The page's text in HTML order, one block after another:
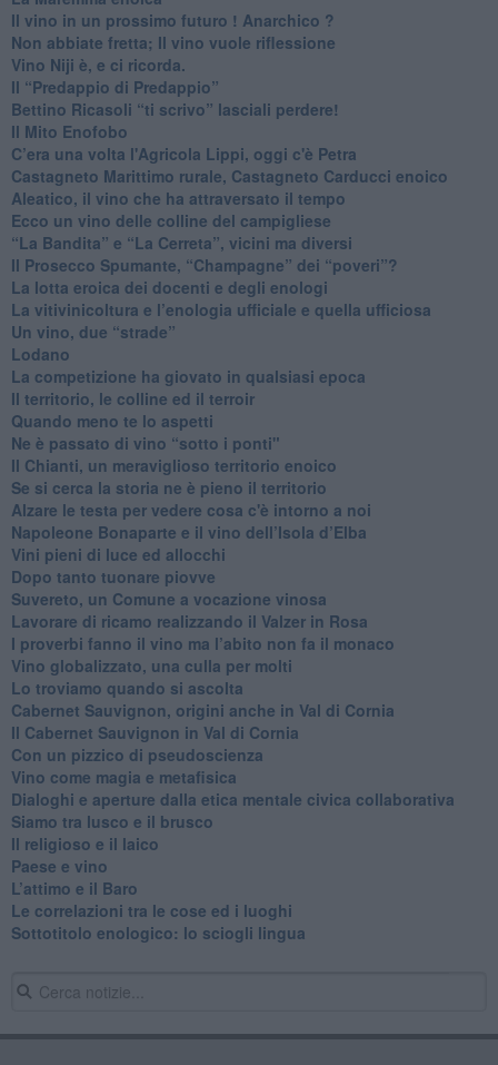
Il vino in un prossimo futuro ! Anarchico ?
​Non abbiate fretta; Il vino vuole riflessione
​Vino Niji è, e ci ricorda.
Il “Predappio di Predappio”
Bettino Ricasoli “ti scrivo” lasciali perdere!
Il Mito Enofobo
​C’era una volta l'Agricola Lippi, oggi c'è Petra
​Castagneto Marittimo rurale, Castagneto Carducci enoico
Aleatico, il vino che ha attraversato il tempo
Ecco un vino delle colline del campigliese
“La Bandita” e “La Cerreta”, vicini ma diversi
​Il Prosecco Spumante, “Champagne” dei “poveri”?
​La lotta eroica dei docenti e degli enologi
​La vitivinicoltura e l’enologia ufficiale e quella ufficiosa
​Un vino, due “strade”
Lodano
​La competizione ha giovato in qualsiasi epoca
Il territorio, le colline ed il terroir
Quando meno te lo aspetti
​Ne è passato di vino “sotto i ponti"
​Il Chianti, un meraviglioso territorio enoico
​Se si cerca la storia ne è pieno il territorio
Alzare le testa per vedere cosa c'è intorno a noi
​Napoleone Bonaparte e il vino dell’Isola d’Elba
Vini pieni di luce ed allocchi
Dopo tanto tuonare piovve
Suvereto, un Comune a vocazione vinosa
Lavorare di ricamo realizzando il Valzer in Rosa
​I proverbi fanno il vino ma l’abito non fa il monaco
Vino globalizzato, una culla per molti
Lo troviamo quando si ascolta
Cabernet Sauvignon, origini anche in Val di Cornia
Il Cabernet Sauvignon in Val di Cornia
Con un pizzico di pseudoscienza
​Vino come magia e metafisica
Dialoghi e aperture dalla etica mentale civica collaborativa
Siamo tra lusco e il brusco
Il religioso e il laico
​Paese e vino
L’attimo e il Baro
Le correlazioni tra le cose ed i luoghi
​Sottotitolo enologico: lo sciogli lingua